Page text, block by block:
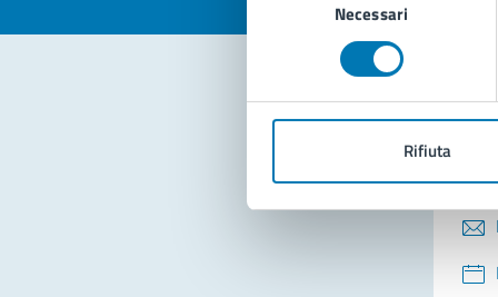
consenso
Necessari
Rifiuta